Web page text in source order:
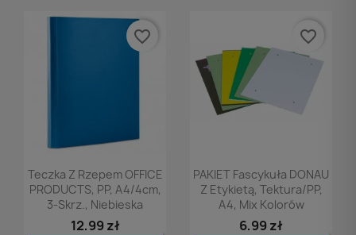
 Podgląd
Teczka Z Rzepem OFFICE
PRODUCTS, PP, A4/4cm,
3-Skrz., Niebieska
12,99 zł
favorite_border
Podgląd
PAKIET Fascykuła DONAU
Z Etykietą, Tektura/PP,
A4, Mix Kolorów
6,99 zł
favorite_border